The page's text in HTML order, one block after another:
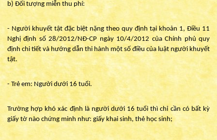
b) Đối tượng miễn thu phí:
- Người khuyết tật đặc biệt nặng theo quy định tại khoản 1, Điều 11
Nghị định số 28/2012/NĐ-CP ngày 10/4/2012 của Chính phủ quy
định chi tiết và hướng dẫn thi hành một số điều của luật người khuyết
tật.
- Trẻ em: Người dưới 16 tuổi.
Trường hợp khó xác định là người dưới 16 tuổi thì chỉ cần có bất kỳ
giấy tờ nào chứng minh như: giấy khai sinh, thẻ học sinh;